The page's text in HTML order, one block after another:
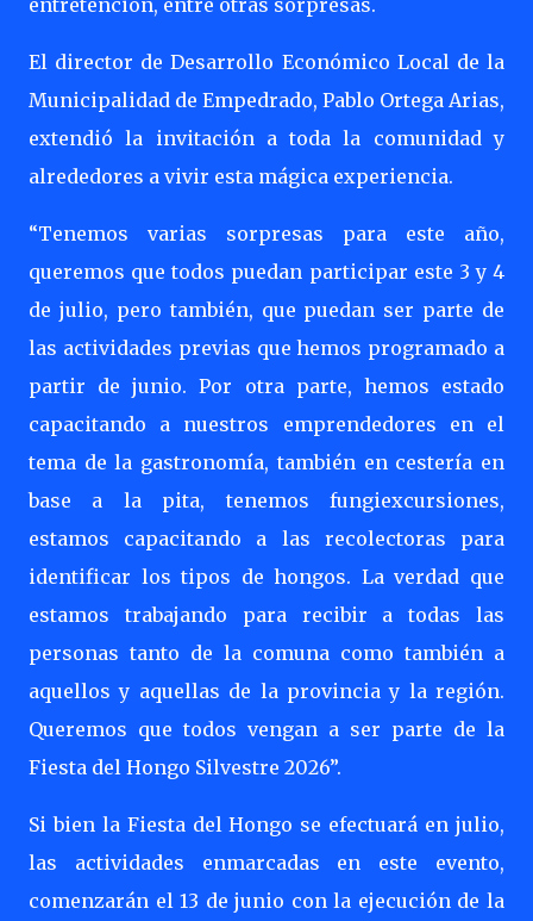
entretención, entre otras sorpresas.
El director de Desarrollo Económico Local de la
Municipalidad de Empedrado, Pablo Ortega Arias,
extendió la invitación a toda la comunidad y
alrededores a vivir esta mágica experiencia.
“Tenemos varias sorpresas para este año,
queremos que todos puedan participar este 3 y 4
de julio, pero también, que puedan ser parte de
las actividades previas que hemos programado a
partir de junio. Por otra parte, hemos estado
capacitando a nuestros emprendedores en el
tema de la gastronomía, también en cestería en
base a la pita, tenemos fungiexcursiones,
estamos capacitando a las recolectoras para
identificar los tipos de hongos. La verdad que
estamos trabajando para recibir a todas las
personas tanto de la comuna como también a
aquellos y aquellas de la provincia y la región.
Queremos que todos vengan a ser parte de la
Fiesta del Hongo Silvestre 2026”.
Si bien la Fiesta del Hongo se efectuará en julio,
las actividades enmarcadas en este evento,
comenzarán el 13 de junio con la ejecución de la